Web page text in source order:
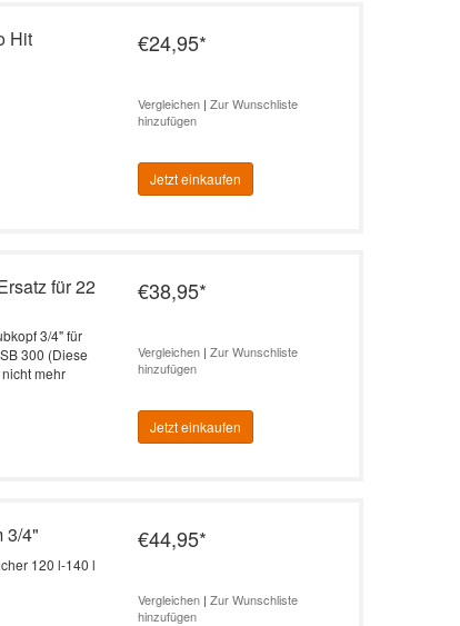
Hit €24,95*
Vergleichen |Zur Wunschliste
hinzufügen
Jetzt einkaufen
für 22
3/4" für
300 (Diese
mehr
€38,95*
Vergleichen |Zur Wunschliste
hinzufügen
Jetzt einkaufen
3/4"
120 l-140 l
€44,95*
Vergleichen |Zur Wunschliste
hinzufügen